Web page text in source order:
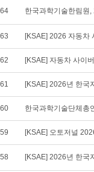
한국과학기술한림원
[KSAE] 2026 자동차
[KSAE] 자동차 사이
[KSAE] 2026년 한국
한국과학기술단체총
[KSAE] 오토저널
[KSAE] 2026년 한국